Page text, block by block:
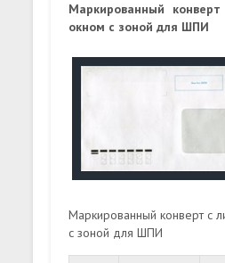
Маркированный
окном с зоной для ШПИ
Маркированный конверт с
с зоной для ШПИ